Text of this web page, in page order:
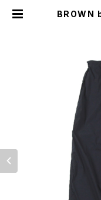
BROWN